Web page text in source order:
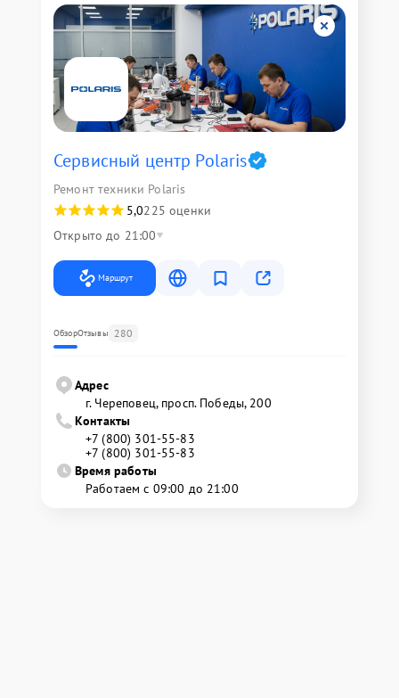
Сервисный центр Polaris
Ремонт техники Polaris
5,0225 оценки
Открыто до 21:00
Маршрут
ОбзорОтзывы 280
Адрес
г. Череповец, просп. Победы, 200
Контакты
+7 (800) 301-55-83
+7 (800) 301-55-83
Время работы
Работаем с 09:00 до 21:00